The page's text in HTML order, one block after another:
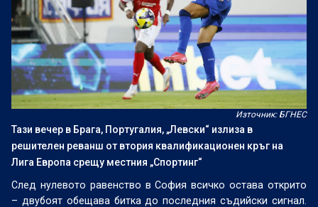
Източник: БГНЕС
Тази вечер в Брага, Португалия, „Левски“ излиза в
решителен реванш от втория квалификационен кръг на
Лига Европа срещу местния „Спортинг“
След нулевото равенство в София всичко остава открито
– двубоят обещава битка до последния съдийски сигнал.